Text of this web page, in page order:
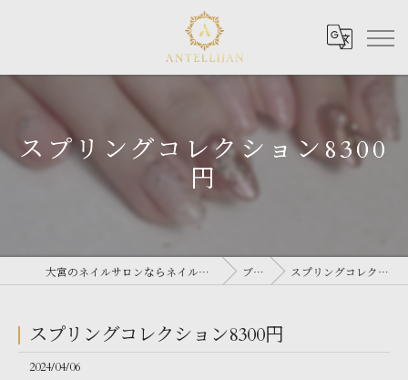
スプリングコレクション8300
円
大宮のネイルサロンならネイルサロン Antellijan 大宮 ブログ スプリングコレクション8300円
スプリングコレクション8300円
2024/04/06